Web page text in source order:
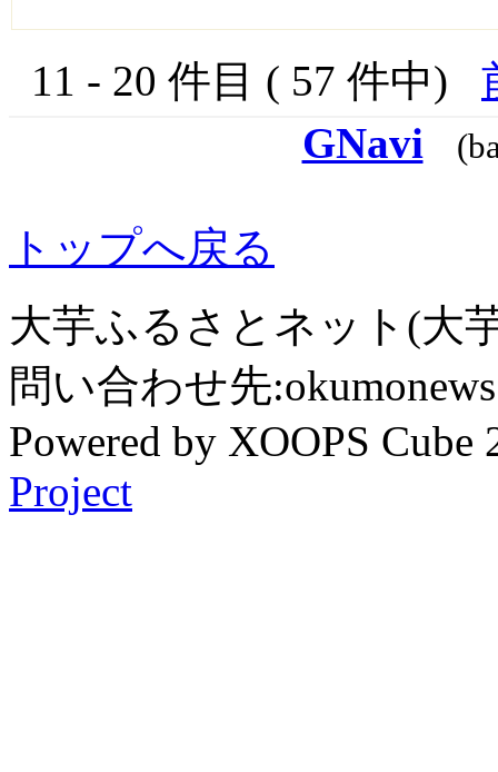
11 - 20 件目 ( 57 件中)
GNavi
トップへ戻る
大芋ふるさとネット(大
問い合わせ先
Powered by XOOPS
Project